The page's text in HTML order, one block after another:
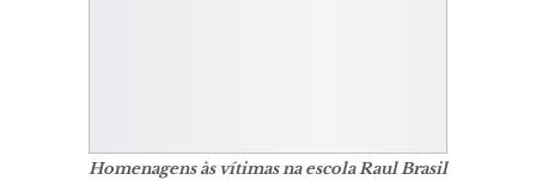
Homenagens às vítimas na escola Raul Brasil